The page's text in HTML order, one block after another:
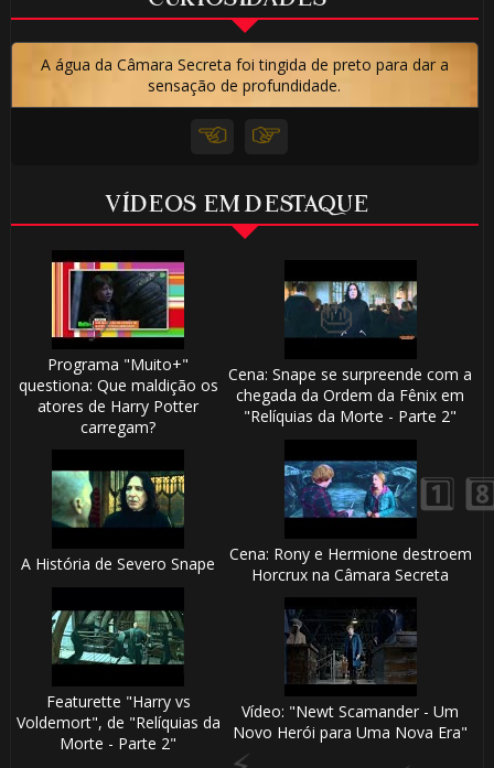
A água da Câmara Secreta foi tingida de preto para dar a
sensação de profundidade.
VÍDEOS EM DESTAQUE
Programa "Muito+"
questiona: Que maldição os
atores de Harry Potter
carregam?
Cena: Snape se surpreende com a
chegada da Ordem da Fênix em
"Relíquias da Morte - Parte 2"
A História de Severo Snape
Cena: Rony e Hermione destroem
Horcrux na Câmara Secreta
Featurette "Harry vs
Voldemort", de "Relíquias da
Morte - Parte 2"
Vídeo: "Newt Scamander - Um
Novo Herói para Uma Nova Era"
🎂
⚡
🎈
🎈